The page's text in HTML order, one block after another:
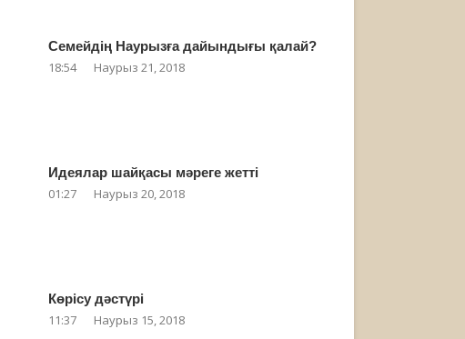
Семейдің Наурызға дайындығы қалай?
18:54 Наурыз 21, 2018
Идеялар шайқасы мәреге жетті
01:27 Наурыз 20, 2018
Көрісу дәстүрі
11:37 Наурыз 15, 2018